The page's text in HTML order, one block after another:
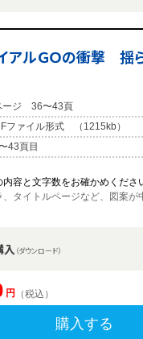
アルＧＯの衝撃 揺
ージ 36〜43頁
ファイル形式 （1215kb）
43頁目
容と文字数をお確かめくださ
、タイトルページなど、図案が
入 （ダウンロード）
円 （税込）
購入する